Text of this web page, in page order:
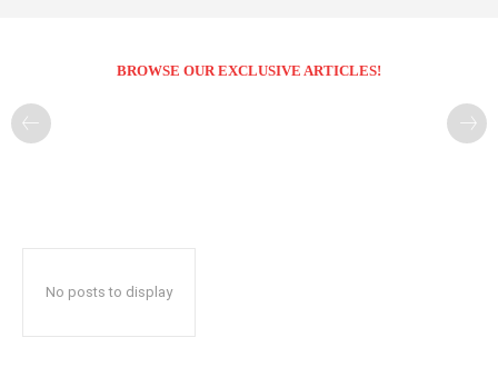
BROWSE OUR EXCLUSIVE ARTICLES!
No posts to display